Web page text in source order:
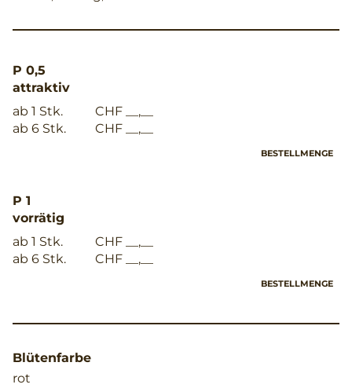
P 0,5
attraktiv
ab 1 Stk.
CHF __,__
ab 6 Stk.
CHF __,__
BESTELLMENGE
P 1
vorrätig
ab 1 Stk.
CHF __,__
ab 6 Stk.
CHF __,__
BESTELLMENGE
Blütenfarbe
rot